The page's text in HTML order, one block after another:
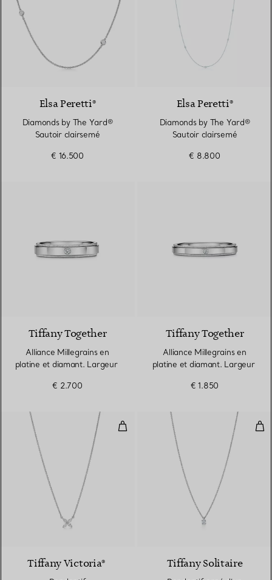
2 Matériaux
Elsa Peretti®
Diamonds by The Yard®
Sautoir clairsemé
€ 16.500
Elsa Peretti®
Diamonds by The Yard®
Sautoir clairsemé
€ 8.800
Tiffany Together
Alliance Millegrains en
platine et diamant. Largeur
€ 2.700
Tiffany Together
Alliance Millegrains en
platine et diamant. Largeur
€ 1.850
Pendentif
Tiffany Victoria® Tiffany Solitaire